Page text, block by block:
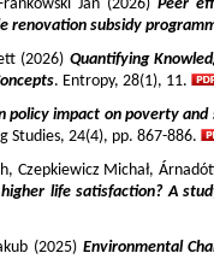
Jan (2026)Peer
renovation subsidy
(2026) Quantifying
. Entropy, 28(1), 11.
policy impact on poverty
Studies, 24(4), pp. 867-886.
Czepkiewicz Michał,
life satisfaction? A
(2025) Environmental